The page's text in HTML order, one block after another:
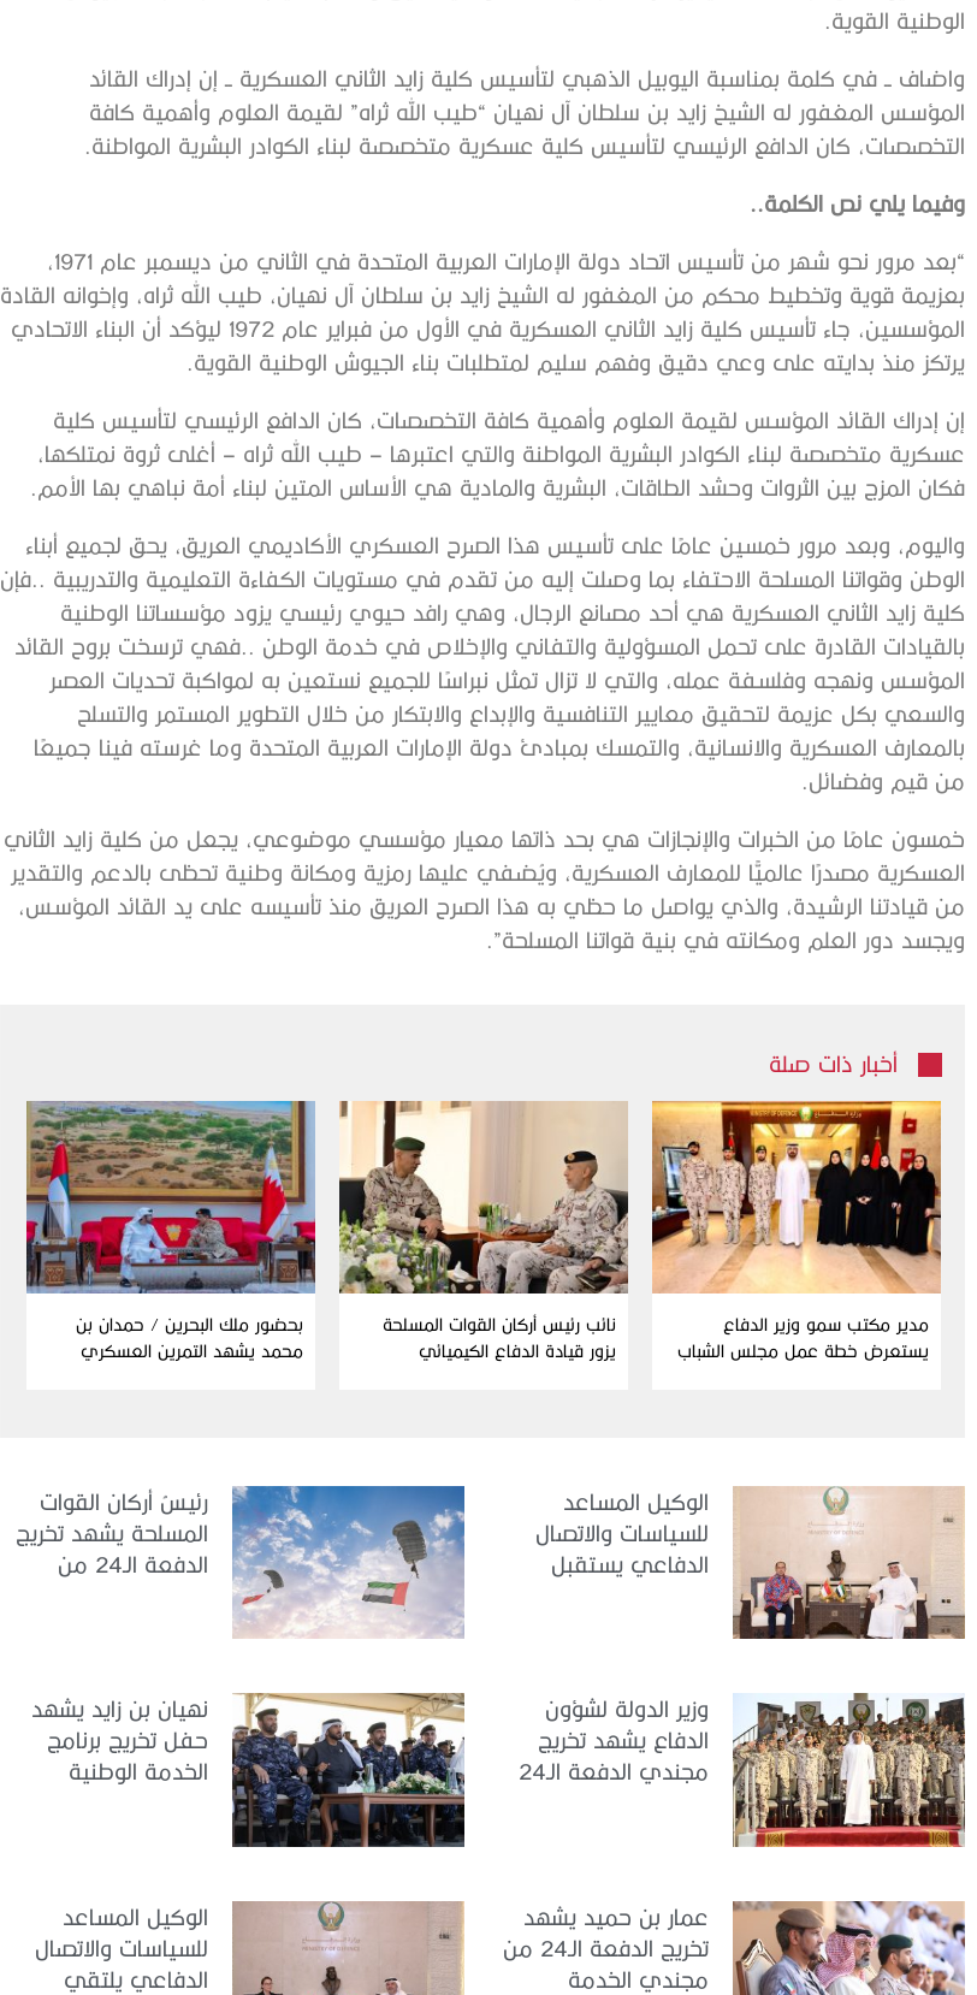
الوطنية القوية.
واضاف ــ في كلمة بمناسبة اليوبيل الذهبي لتأسيس كلية زايد الثاني العسكرية ــ إن إدراك القائد
المؤسس المغفور له الشيخ زايد بن سلطان آل نهيان “طيب الله ثراه” لقيمة العلوم وأهمية كافة
التخصصات، كان الدافع الرئيسي لتأسيس كلية عسكرية متخصصة لبناء الكوادر البشرية المواطنة.
وفيما يلي نص الكلمة..
“بعد مرور نحو شهر من تأسيس اتحاد دولة الإمارات العربية المتحدة في الثاني من ديسمبر عام 1971،
بعزيمة قوية وتخطيط محكم من المغفور له الشيخ زايد بن سلطان آل نهيان، طيب الله ثراه، وإخوانه القادة
المؤسسين، جاء تأسيس كلية زايد الثاني العسكرية في الأول من فبراير عام 1972 ليؤكد أن البناء الاتحادي
يرتكز منذ بدايته على وعي دقيق وفهم سليم لمتطلبات بناء الجيوش الوطنية القوية.
إن إدراك القائد المؤسس لقيمة العلوم وأهمية كافة التخصصات، كان الدافع الرئيسي لتأسيس كلية
عسكرية متخصصة لبناء الكوادر البشرية المواطنة والتي اعتبرها – طيب الله ثراه – أغلى ثروة نمتلكها،
فكان المزج بين الثروات وحشد الطاقات، البشرية والمادية هي الأساس المتين لبناء أمة نباهي بها الأمم.
واليوم، وبعد مرور خمسين عامًا على تأسيس هذا الصرح العسكري الأكاديمي العريق، يحق لجميع أبناء
الوطن وقواتنا المسلحة الاحتفاء بما وصلت إليه من تقدم في مستويات الكفاءة التعليمية والتدريبية ..فإن
كلية زايد الثاني العسكرية هي أحد مصانع الرجال، وهي رافد حيوي رئيسي يزود مؤسساتنا الوطنية
بالقيادات القادرة على تحمل المسؤولية والتفاني والإخلاص في خدمة الوطن ..فهي ترسخت بروح القائد
المؤسس ونهجه وفلسفة عمله، والتي لا تزال تمثل نبراسًا للجميع نستعين به لمواكبة تحديات العصر
والسعي بكل عزيمة لتحقيق معايير التنافسية والإبداع والابتكار من خلال التطوير المستمر والتسلح
بالمعارف العسكرية والانسانية، والتمسك بمبادئ دولة الإمارات العربية المتحدة وما غرسته فينا جميعًا
من قيم وفضائل.
خمسون عامًا من الخبرات والإنجازات هي بحد ذاتها معيار مؤسسي موضوعي، يجعل من كلية زايد الثاني
العسكرية مصدرًا عالميًّا للمعارف العسكرية، ويُضفي عليها رمزية ومكانة وطنية تحظى بالدعم والتقدير
من قيادتنا الرشيدة، والذي يواصل ما حظي به هذا الصرح العريق منذ تأسيسه على يد القائد المؤسس،
ويجسد دور العلم ومكانته في بنية قواتنا المسلحة”.
أخبار ذات صلة
مدير مكتب سمو وزير الدفاع
يستعرض خطة عمل مجلس الشباب
نائب رئيس أركان القوات المسلحة
يزور قيادة الدفاع الكيميائي
بحضور ملك البحرين / حمدان بن
محمد يشهد التمرين العسكري
الوكيل المساعد
للسياسات والاتصال
الدفاعي يستقبل
رئيسُ أركان القوات
المسلحة يشهد تخريج
الدفعة الـ24 من
وزير الدولة لشؤون
الدفاع يشهد تخريج
مجندي الدفعة الـ24
نهيان بن زايد يشهد
حفل تخريج برنامج
الخدمة الوطنية
عمار بن حميد يشهد
تخريج الدفعة الـ24 من
مجندي الخدمة
الوكيل المساعد
للسياسات والاتصال
الدفاعي يلتقي